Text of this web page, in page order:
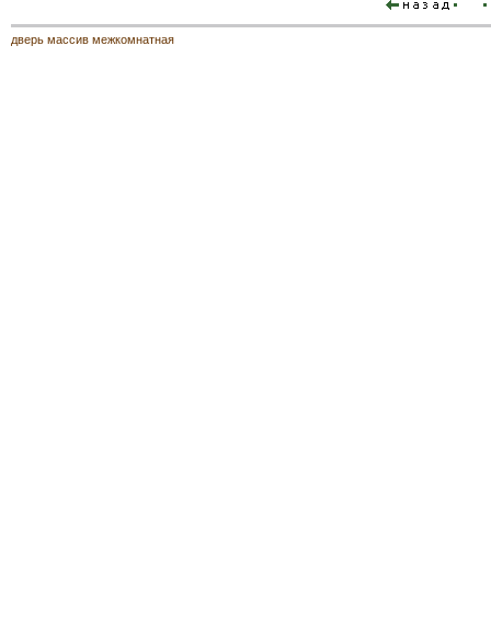
дверь массив межкомнатная